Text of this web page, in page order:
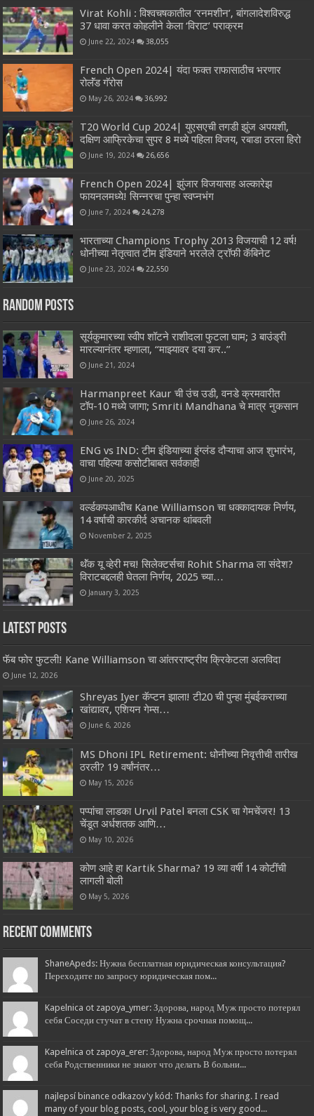
Virat Kohli : विश्वचषकातील ‘रनमशीन’, बांगलादेशविरुद्ध
37 धावा करत कोहलीने केला ‘विराट’ पराक्रम
June 22, 2024 38,055
French Open 2024| यंदा फक्त राफासाठीच भरणार
रोलॅंड गॅरोस
May 26, 2024 36,992
T20 World Cup 2024| युएसएची तगडी झुंज अपयशी,
दक्षिण आफ्रिकेचा सुपर 8 मध्ये पहिला विजय, रबाडा ठरला हिरो
June 19, 2024 26,656
French Open 2024| झुंजार विजयासह अल्कारेझ
फायनलमध्ये! सिन्नरचा पुन्हा स्वप्नभंग
June 7, 2024 24,278
भारताच्या Champions Trophy 2013 विजयाची 12 वर्ष!
धोनीच्या नेतृत्वात टीम इंडियाने भरलेले ट्रॉफी कॅबिनेट
June 23, 2024 22,550
Random Posts
सूर्यकुमारच्या स्वीप शॉटने राशीदला फुटला घाम; 3 बाउंड्री
मारल्यानंतर म्हणाला, “माझ्यावर दया कर..”
June 21, 2024
Harmanpreet Kaur ची उंच उडी, वनडे क्रमवारीत
टॉप-10 मध्ये जागा; Smriti Mandhana चे मात्र नुकसान
June 26, 2024
ENG vs IND: टीम इंडियाच्या इंग्लंड दौऱ्याचा आज शुभारंभ,
वाचा पहिल्या कसोटीबाबत सर्वकाही
June 20, 2025
वर्ल्डकपआधीच Kane Williamson चा धक्कादायक निर्णय,
14 वर्षाची कारकीर्द अचानक थांबवली
November 2, 2025
थॅंक यू व्हेरी मच! सिलेक्टर्सचा Rohit Sharma ला संदेश?
विराटबद्दलही घेतला निर्णय, 2025 च्या…
January 3, 2025
Latest Posts
फॅब फोर फुटली! Kane Williamson चा आंतरराष्ट्रीय क्रिकेटला अलविदा
June 12, 2026
Shreyas Iyer कॅप्टन झाला! टी20 ची पुन्हा मुंबईकराच्या
खांद्यावर, एशियन गेम्स…
June 6, 2026
MS Dhoni IPL Retirement: धोनीच्या निवृत्तीची तारीख
ठरली? 19 वर्षांनंतर…
May 15, 2026
पप्पांचा लाडका Urvil Patel बनला CSK चा गेमचेंजर! 13
चेंडूत अर्धशतक आणि…
May 10, 2026
कोण आहे हा Kartik Sharma? 19 व्या वर्षी 14 कोटींची
लागली बोली
May 5, 2026
Recent Comments
ShaneApeds: Нужна бесплатная юридическая консультация?
Переходите по запросу юридическая пом...
Kapelnica ot zapoya_ymer: Здорова, народ Муж просто потерял
себя Соседи стучат в стену Нужна срочная помощ...
Kapelnica ot zapoya_erer: Здорова, народ Муж просто потерял
себя Родственники не знают что делать В больни...
najlepsí binance odkazov'y kód: Thanks for sharing. I read
many of your blog posts, cool, your blog is very good...